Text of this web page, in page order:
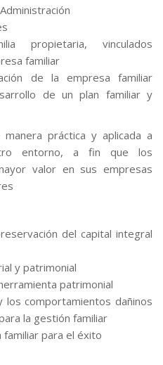
propietaria, vinculados
familiar
de la empresa familiar
de un plan familiar y
práctica y aplicada a
entorno, a fin que los
valor en sus empresas
del capital integral
y patrimonial
patrimonial
los comportamientos dañinos
la gestión familiar
para el éxito